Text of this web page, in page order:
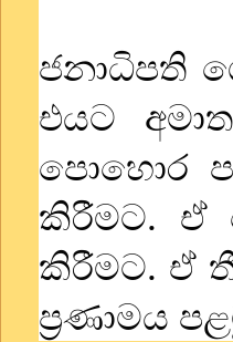
ජනාධිපති
එයට
පොහොර
කිරීමට. ඒ
කිරීමට. ඒ
ප්‍රණාමය